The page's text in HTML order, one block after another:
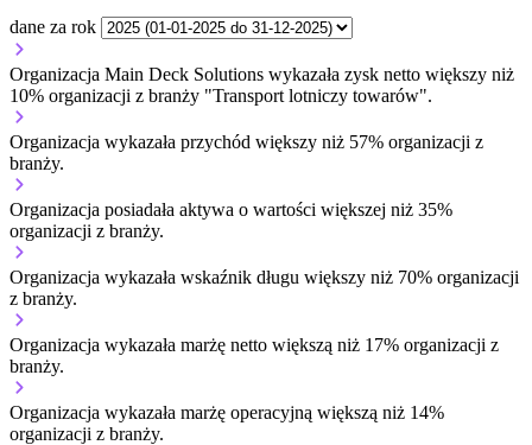
dane za rok
Organizacja Main Deck Solutions wykazała zysk netto większy niż
10% organizacji z branży "Transport lotniczy towarów".
Organizacja wykazała przychód większy niż 57% organizacji z
branży.
Organizacja posiadała aktywa o wartości większej niż 35%
organizacji z branży.
Organizacja wykazała wskaźnik długu większy niż 70% organizacji
z branży.
Organizacja wykazała marżę netto większą niż 17% organizacji z
branży.
Organizacja wykazała marżę operacyjną większą niż 14%
organizacji z branży.